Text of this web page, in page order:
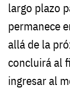
largo plazo
permanece
allá de la
concluirá al
ingresar al